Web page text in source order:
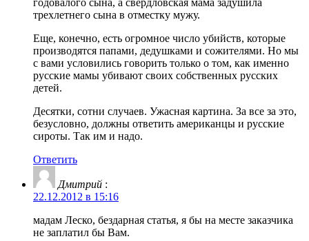
годовалого сына, а свердловская мама задушила
трехлетнего сына в отместку мужу.
Еще, конечно, есть огромное число убийств, которые
производятся папами, дедушками и сожителями. Но мы
с вами условились говорить только о том, как именно
русские мамы убивают своих собственных русских
детей.
Десятки, сотни случаев. Ужасная картина. За все за это,
безусловно, должны ответить американцы и русские
сироты. Так им и надо.
Ответить
Дмитрий :
22.12.2012 в 15:16
мадам Леско, бездарная статья, я бы на месте заказчика
не заплатил бы Вам.